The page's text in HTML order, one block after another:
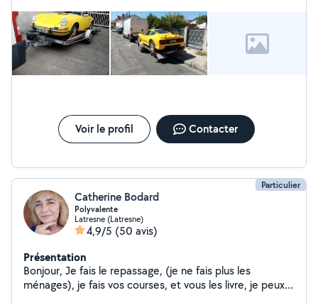
Voir le profil Contacter
Particulier
Catherine Bodard
Polyvalente
Latresne (Latresne)
4,9/5 (50 avis)
Présentation
Bonjour, Je fais le repassage, (je ne fais plus les
ménages), je fais vos courses, et vous les livre, je peux